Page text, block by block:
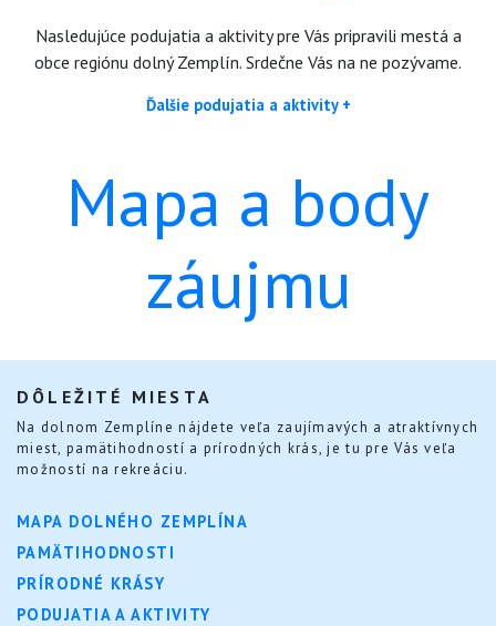
Nasledujúce podujatia a aktivity pre Vás pripravili mestá a
obce regiónu dolný Zemplín. Srdečne Vás na ne pozývame.
Ďalšie podujatia a aktivity +
Mapa a body
záujmu
DÔLEŽITÉ MIESTA
Na dolnom Zemplíne nájdete veľa zaujímavých a atraktívnych
miest, pamätihodností a prírodných krás, je tu pre Vás veľa
možností na rekreáciu.
MAPA DOLNÉHO ZEMPLÍNA
PAMÄTIHODNOSTI
PRÍRODNÉ KRÁSY
PODUJATIA A AKTIVITY